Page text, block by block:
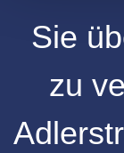
Sie
zu